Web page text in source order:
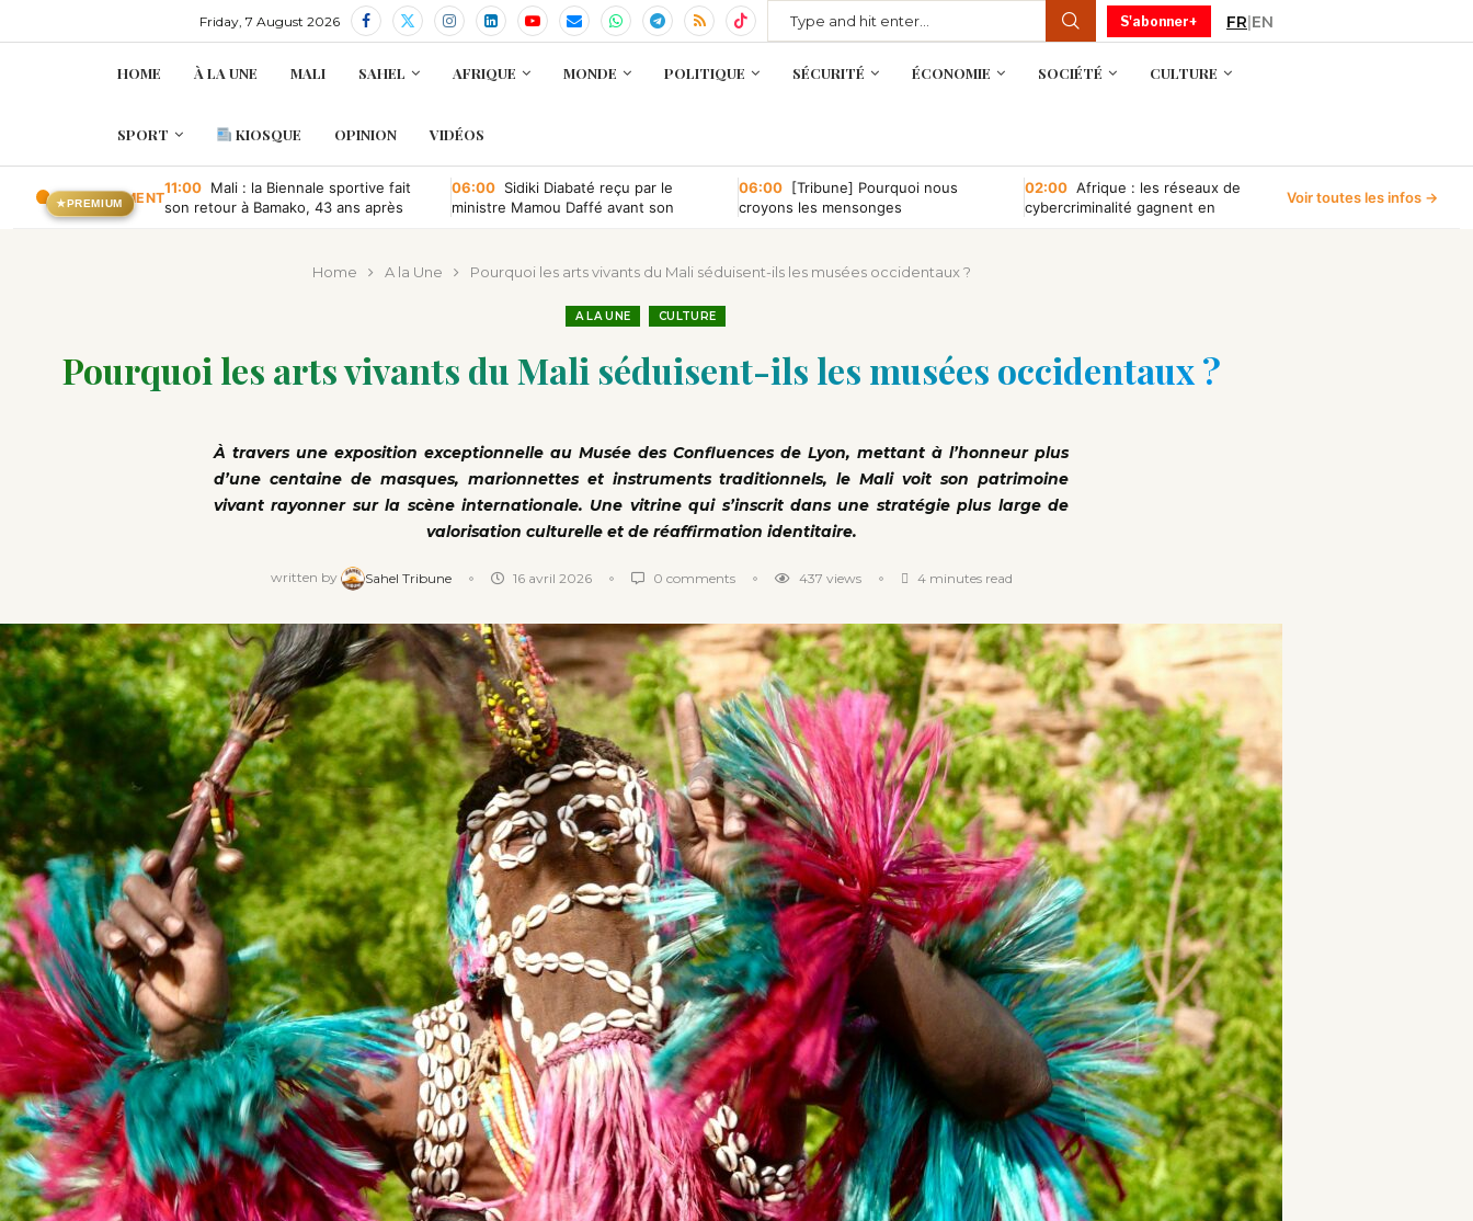
Friday, 7 August 2026 S'abonner+ FR|EN
HOME À LA UNE MALI SAHEL AFRIQUE MONDE POLITIQUE SÉCURITÉ ÉCONOMIE SOCIÉTÉ CULTURE
SPORT KIOSQUE OPINION VIDÉOS
EN CE MOMENT
★PREMIUM
11:00 Mali : la Biennale sportive fait
son retour à Bamako, 43 ans après
06:00 Sidiki Diabaté reçu par le
ministre Mamou Daffé avant son
06:00 [Tribune] Pourquoi nous
croyons les mensonges
02:00 Afrique : les réseaux de
cybercriminalité gagnent en
Voir toutes les infos →
Home A la Une Pourquoi les arts vivants du Mali séduisent-ils les musées occidentaux ?
A LA UNE CULTURE
Pourquoi les arts vivants du Mali séduisent-ils les musées occidentaux ?
À travers une exposition exceptionnelle au Musée des Confluences de Lyon, mettant à l’honneur plus
d’une centaine de masques, marionnettes et instruments traditionnels, le Mali voit son patrimoine
vivant rayonner sur la scène internationale. Une vitrine qui s’inscrit dans une stratégie plus large de
valorisation culturelle et de réaffirmation identitaire.
written by Sahel Tribune 16 avril 2026 0 comments 437 views 4 minutes read